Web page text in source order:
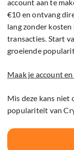
account aan te
€10 en ontvang
lang zonder
transacties. Start
groeiende
Maak je account
Mis deze kans niet
populariteit van